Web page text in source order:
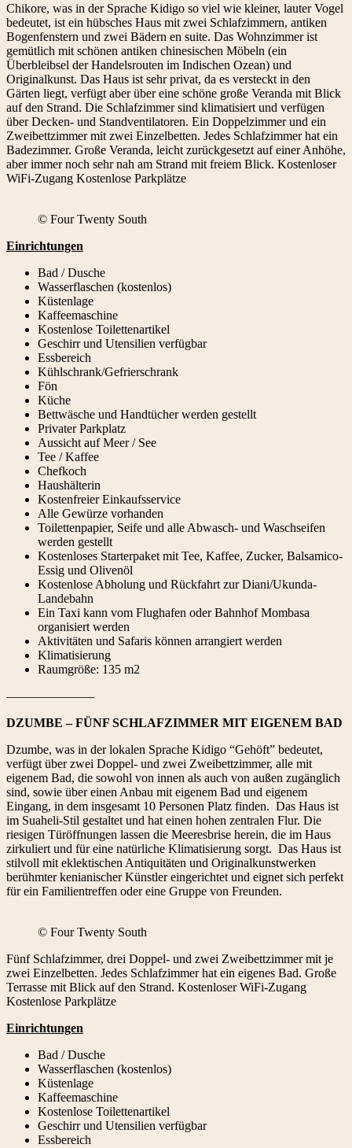
Chikore, was in der Sprache Kidigo so viel wie kleiner, lauter Vogel
bedeutet, ist ein hübsches Haus mit zwei Schlafzimmern, antiken
Bogenfenstern und zwei Bädern en suite. Das Wohnzimmer ist
gemütlich mit schönen antiken chinesischen Möbeln (ein
Überbleibsel der Handelsrouten im Indischen Ozean) und
Originalkunst. Das Haus ist sehr privat, da es versteckt in den
Gärten liegt, verfügt aber über eine schöne große Veranda mit Blick
auf den Strand. Die Schlafzimmer sind klimatisiert und verfügen
über Decken- und Standventilatoren. Ein Doppelzimmer und ein
Zweibettzimmer mit zwei Einzelbetten. Jedes Schlafzimmer hat ein
Badezimmer. Große Veranda, leicht zurückgesetzt auf einer Anhöhe,
aber immer noch sehr nah am Strand mit freiem Blick. Kostenloser
WiFi-Zugang Kostenlose Parkplätze
© Four Twenty South
Einrichtungen
Bad / Dusche
Wasserflaschen (kostenlos)
Küstenlage
Kaffeemaschine
Kostenlose Toilettenartikel
Geschirr und Utensilien verfügbar
Essbereich
Kühlschrank/Gefrierschrank
Fön
Küche
Bettwäsche und Handtücher werden gestellt
Privater Parkplatz
Aussicht auf Meer / See
Tee / Kaffee
Chefkoch
Haushälterin
Kostenfreier Einkaufsservice
Alle Gewürze vorhanden
Toilettenpapier, Seife und alle Abwasch- und Waschseifen
werden gestellt
Kostenloses Starterpaket mit Tee, Kaffee, Zucker, Balsamico-
Essig und Olivenöl
Kostenlose Abholung und Rückfahrt zur Diani/Ukunda-
Landebahn
Ein Taxi kann vom Flughafen oder Bahnhof Mombasa
organisiert werden
Aktivitäten und Safaris können arrangiert werden
Klimatisierung
Raumgröße: 135 m2
———————
DZUMBE – FÜNF SCHLAFZIMMER MIT EIGENEM BAD
Dzumbe, was in der lokalen Sprache Kidigo “Gehöft” bedeutet,
verfügt über zwei Doppel- und zwei Zweibettzimmer, alle mit
eigenem Bad, die sowohl von innen als auch von außen zugänglich
sind, sowie über einen Anbau mit eigenem Bad und eigenem
Eingang, in dem insgesamt 10 Personen Platz finden. Das Haus ist
im Suaheli-Stil gestaltet und hat einen hohen zentralen Flur. Die
riesigen Türöffnungen lassen die Meeresbrise herein, die im Haus
zirkuliert und für eine natürliche Klimatisierung sorgt. Das Haus ist
stilvoll mit eklektischen Antiquitäten und Originalkunstwerken
berühmter kenianischer Künstler eingerichtet und eignet sich perfekt
für ein Familientreffen oder eine Gruppe von Freunden.
© Four Twenty South
Fünf Schlafzimmer, drei Doppel- und zwei Zweibettzimmer mit je
zwei Einzelbetten. Jedes Schlafzimmer hat ein eigenes Bad. Große
Terrasse mit Blick auf den Strand. Kostenloser WiFi-Zugang
Kostenlose Parkplätze
Einrichtungen
Bad / Dusche
Wasserflaschen (kostenlos)
Küstenlage
Kaffeemaschine
Kostenlose Toilettenartikel
Geschirr und Utensilien verfügbar
Essbereich